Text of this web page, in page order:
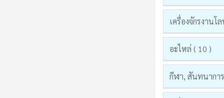
เครื่องจักรงานโ
อะไหล่ ( 10 )
กีฬา, สันทนากา